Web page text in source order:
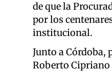
de que la
por los
institucional.
Junto a Córdoba,
Roberto Cipriano